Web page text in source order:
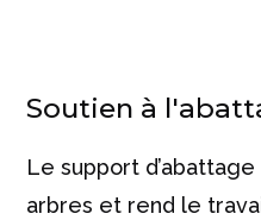
Soutien à
Le support
arbres et rend le